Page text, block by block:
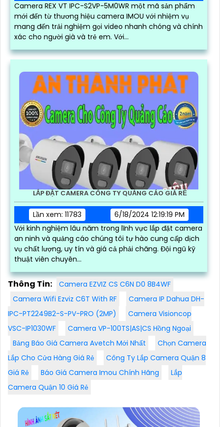
Camera REX VT IPC-S2VP-5M0WR một mã sản phẩm
mới đến từ thương hiệu camera IMOU với nhiệm vụ
mang đến trải nghiệm gọi video nhanh chóng và chính
xác cho người già và trẻ em. Với...
LẮP ĐẶT CAMERA CÔNG TY QUẢNG CÁO GIÁ RẺ
Lần xem: 11783
6/18/2024 12:19:19 PM
Với kinh nghiệm lâu năm trong lĩnh vực lắp đặt camera
an ninh và quảng cáo chúng tôi tự hào cung cấp dịch
vụ chất lượng, uy tín và giá cả phải chăng. Đội ngũ kỹ
thuật viên chuyên...
Thông Tin:
Camera EZVIZ CS C6N D0 8B4WF
Camera Wifi Ezviz C6T With RF
Camera IP Dahua DH-
IPC-PT2249B2-S-PV-PRO (2MP)
Camera Visioncop
VSC-IP1030WF
Camera VP-100TS|AS|CS Hồng Ngoại
Bảng Báo Giá Camera Avetch Mới Nhất
Chọn Camera
Lắp Cho Cửa Hàng Giá Rẻ
Công Ty Lắp Camera Quận 8
Giá Rẻ
Báo Giá Camera Imou Chính Hãng
Lắp
Camera Quận 10 Giá Rẻ